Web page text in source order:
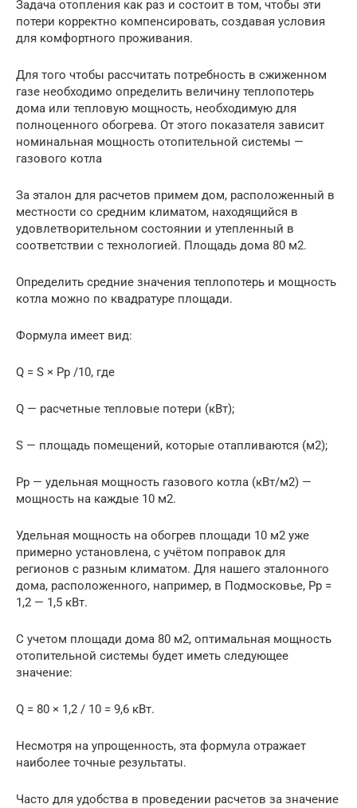
Задача отопления как раз и состоит в том, чтобы эти
потери корректно компенсировать, создавая условия
для комфортного проживания.
Для того чтобы рассчитать потребность в сжиженном
газе необходимо определить величину теплопотерь
дома или тепловую мощность, необходимую для
полноценного обогрева. От этого показателя зависит
номинальная мощность отопительной системы —
газового котла
За эталон для расчетов примем дом, расположенный в
местности со средним климатом, находящийся в
удовлетворительном состоянии и утепленный в
соответствии с технологией. Площадь дома 80 м2.
Определить средние значения теплопотерь и мощность
котла можно по квадратуре площади.
Формула имеет вид:
Q = S × Рр /10, где
Q — расчетные тепловые потери (кВт);
S — площадь помещений, которые отапливаются (м2);
Рр — удельная мощность газового котла (кВт/м2) —
мощность на каждые 10 м2.
Удельная мощность на обогрев площади 10 м2 уже
примерно установлена, с учётом поправок для
регионов с разным климатом. Для нашего эталонного
дома, расположенного, например, в Подмосковье, Рр =
1,2 — 1,5 кВт.
С учетом площади дома 80 м2, оптимальная мощность
отопительной системы будет иметь следующее
значение:
Q = 80 × 1,2 / 10 = 9,6 кВт.
Несмотря на упрощенность, эта формула отражает
наиболее точные результаты.
Часто для удобства в проведении расчетов за значение